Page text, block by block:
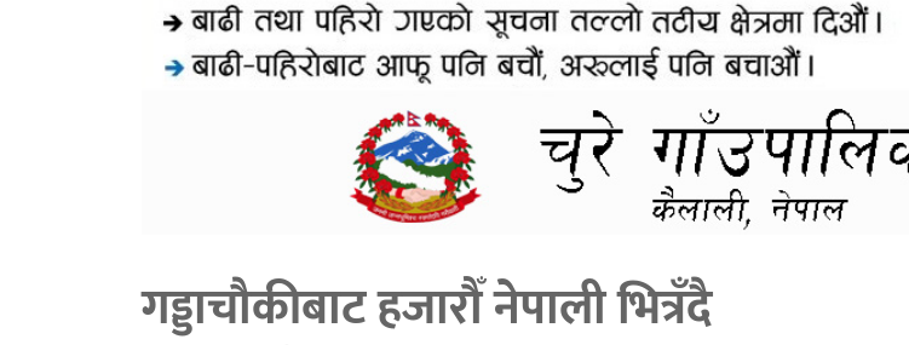
गड्डाचौकीबाट हजारौँ नेपाली भित्रँदै